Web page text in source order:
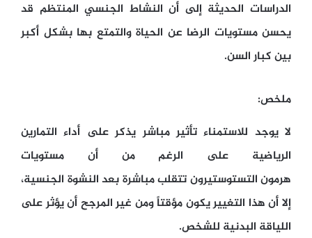
الدراسات الحديثة إلى أن النشاط الجنسي المنتظم قد
يحسن مستويات الرضا عن الحياة والتمتع بها بشكل أكبر
بين كبار السن.
ملخص:
لا يوجد للاستمناء تأثير مباشر يذكر على أداء التمارين
الرياضية على الرغم من أن مستويات
هرمون التستوستيرون تتقلب مباشرة بعد النشوة الجنسية،
إلا أن هذا التغيير يكون مؤقتاً ومن غير المرجح أن يؤثر على
اللياقة البدنية للشخص.